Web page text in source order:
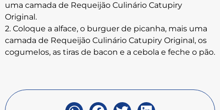
uma camada de Requeijão Culinário Catupiry
Original.
2. Coloque a alface, o burguer de picanha, mais uma
camada de Requeijão Culinário Catupiry Original, os
cogumelos, as tiras de bacon e a cebola e feche o pão.